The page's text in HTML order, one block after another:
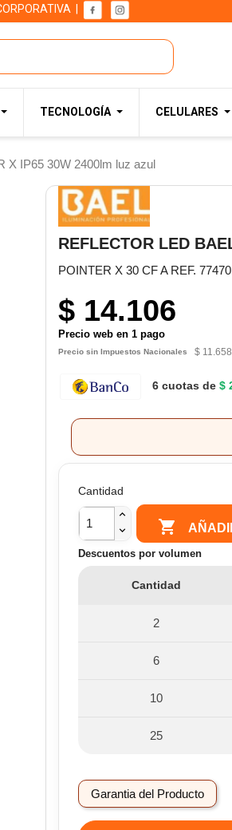
TECNOLOGÍA CELULARES
X IP65 30W 2400lm luz azul
REFLECTOR LED
POINTER X 30 CF A REF. 77470
$ 14.106
Precio web en 1 pago
Precio sin Impuestos Nacionales $ 11.658
6 cuotas de $
Cantidad

Descuentos por volumen
Cantidad
2
6
10
25
Garantia del Producto